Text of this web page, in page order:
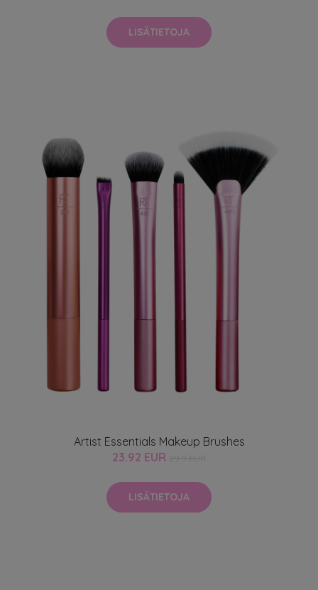
LISÄTIETOJA
Artist Essentials Makeup Brushes
23.92 EUR
LISÄTIETOJA